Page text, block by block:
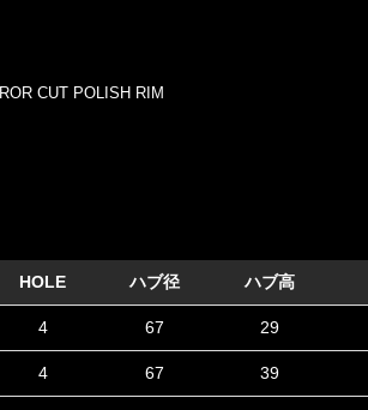
CUT POLISH RIM
HOLE ハブ径 ハブ高
4 67 29
4 67 39